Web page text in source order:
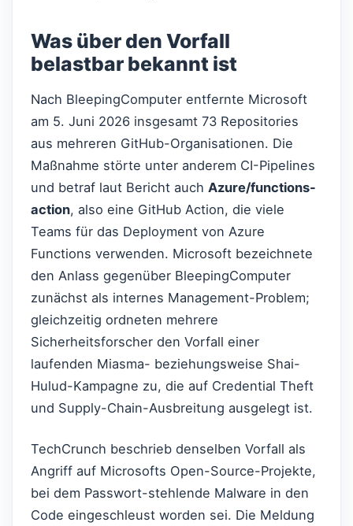
Was über den Vorfall
belastbar bekannt ist
Nach BleepingComputer entfernte Microsoft
am 5. Juni 2026 insgesamt 73 Repositories
aus mehreren GitHub-Organisationen. Die
Maßnahme störte unter anderem CI-Pipelines
und betraf laut Bericht auch Azure/functions-
action, also eine GitHub Action, die viele
Teams für das Deployment von Azure
Functions verwenden. Microsoft bezeichnete
den Anlass gegenüber BleepingComputer
zunächst als internes Management-Problem;
gleichzeitig ordneten mehrere
Sicherheitsforscher den Vorfall einer
laufenden Miasma- beziehungsweise Shai-
Hulud-Kampagne zu, die auf Credential Theft
und Supply-Chain-Ausbreitung ausgelegt ist.
TechCrunch beschrieb denselben Vorfall als
Angriff auf Microsofts Open-Source-Projekte,
bei dem Passwort-stehlende Malware in den
Code eingeschleust worden sei. Die Meldung